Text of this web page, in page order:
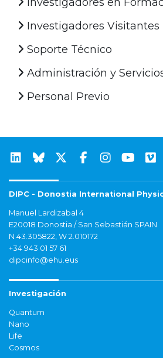
Investigadores Visitantes
Soporte Técnico
Administración y
Personal Previo
DIPC - Donostia International
Manuel Lardizabal 4
E20018 Donostia / San Sebastián SPAIN
N 43.305822, W 2.010172
+34 943 01 57 61
dipcinfo@ehu.eus
Investigación
Quantum
Nano
Life
Cosmos